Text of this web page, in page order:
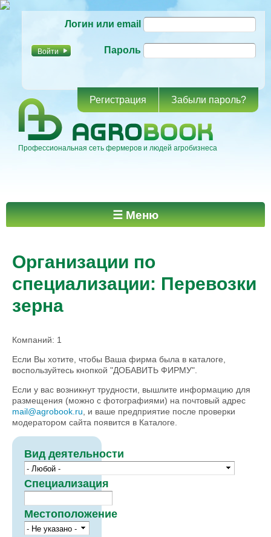
основному
Логин или email
Пароль
Регистрация Забыли пароль?
Профессиональная сеть фермеров и людей агробизнеса
Главное меню ☰ Меню
Организации по
специализации: Перевозки
зерна
Компаний: 1
Если Вы хотите, чтобы Ваша фирма была в каталоге,
воспользуйтесь кнопкой "ДОБАВИТЬ ФИРМУ".
Если у вас возникнут трудности, вышлите информацию для
размещения (можно с фотографиями) на почтовый адрес
mail@agrobook.ru , и ваше предприятие после проверки
модератором сайта появится в Каталоге.
Вид деятельности
Специализация
Местоположение